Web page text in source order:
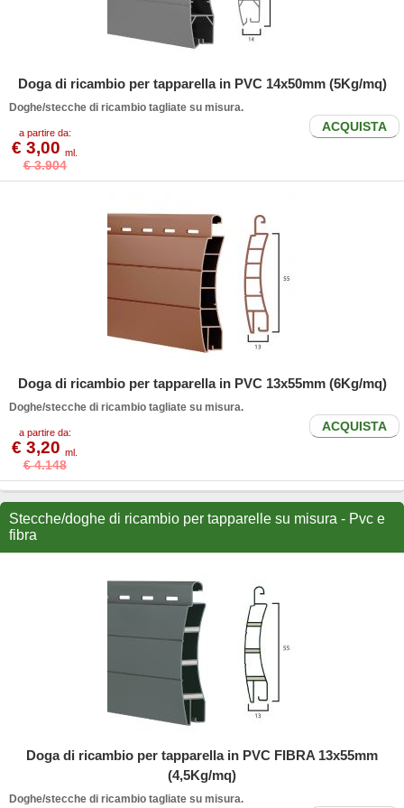
Doga di ricambio per tapparella in PVC 14x50mm (5Kg/mq)
Doghe/stecche di ricambio tagliate su misura.
a partire da:
€ 3,00 ml.
€ 3.904
ACQUISTA
Doga di ricambio per tapparella in PVC 13x55mm (6Kg/mq)
Doghe/stecche di ricambio tagliate su misura.
a partire da:
€ 3,20 ml.
€ 4.148
ACQUISTA
Stecche/doghe di ricambio per tapparelle su misura - Pvc e
fibra
Doga di ricambio per tapparella in PVC FIBRA 13x55mm
(4,5Kg/mq)
Doghe/stecche di ricambio tagliate su misura.